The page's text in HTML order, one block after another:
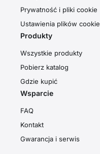
Prywatność i pliki cookie
Ustawienia plików cookie
Produkty
Wszystkie produkty
Pobierz katalog
Gdzie kupić
Wsparcie
FAQ
Kontakt
Gwarancja i serwis